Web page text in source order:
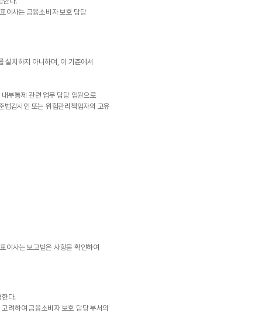
이사는 금융소비자 보호 담당
설치하지 아니하며, 이 기준에서
부통제 관련 업무 담당 임원으로
법감시인 또는 위험관리책임자의 고유
이사는 보고받은 사항을 확인하여
한다.
려하여 금융소비자 보호 담당 부서의